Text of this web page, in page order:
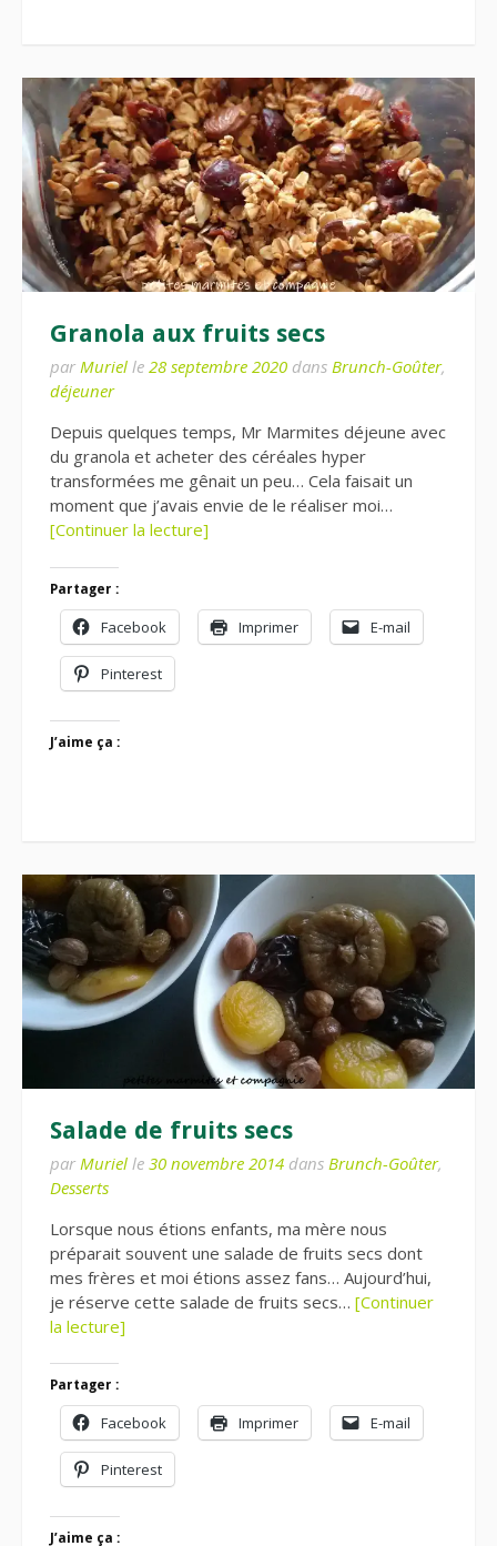
Granola aux fruits secs
par Muriel le 28 septembre 2020 dans Brunch-Goûter,
déjeuner
Depuis quelques temps, Mr Marmites déjeune avec
du granola et acheter des céréales hyper
transformées me gênait un peu… Cela faisait un
moment que j’avais envie de le réaliser moi…
[Continuer la lecture]
Partager :
Facebook Imprimer E-mail
Pinterest
J’aime ça :
Salade de fruits secs
par Muriel le 30 novembre 2014 dans Brunch-Goûter,
Desserts
Lorsque nous étions enfants, ma mère nous
préparait souvent une salade de fruits secs dont
mes frères et moi étions assez fans… Aujourd’hui,
je réserve cette salade de fruits secs… [Continuer
la lecture]
Partager :
Facebook Imprimer E-mail
Pinterest
J’aime ça :